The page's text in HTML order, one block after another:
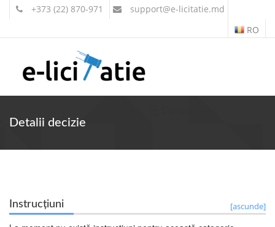
+373 (22) 870-971 support@e-licitatie.md
RO
Detalii decizie
Instrucțiuni [ascunde]